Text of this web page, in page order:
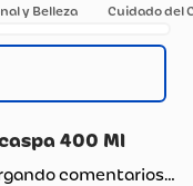
y Belleza Cuidado del
400 Ml
comentarios…